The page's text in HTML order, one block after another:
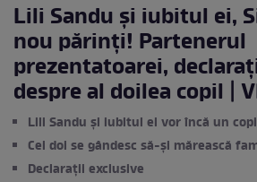
Lili Sandu și iubitul ei,
nou părinți! Partenerul
prezentatoarei,
despre al doilea copil |
Lili Sandu și iubitul ei vor încă un
Cei doi se gândesc să-și mărească
Declarații exclusive